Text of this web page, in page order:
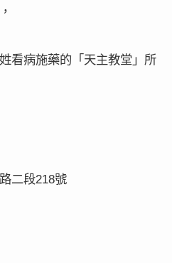
看病施藥的「天主教堂」所
二段218號